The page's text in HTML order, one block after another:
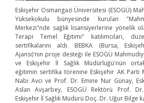
Eskişehir Osmangazi Üniversitesi (ESOGÜ)
Yüksekokulu bünyesinde kurulan
Merkezi"nde sağlık lisansiyerlerine yönelik
Terapi Temel Eğitimi" katılımcıları,
sertifikalarını aldı. BEBKA (Bursa,
Ajansı)'nın proje desteği ile ESOGÜ
ve Eskişehir İl Sağlık Müdürlüğü'nün
eğitimin sertifika törenine Eskişehir AK Parti
Nabi Avcı ve Prof. Dr. Emine Nur Günay,
Aslan Avşarbey, ESOGÜ Rektörü Prof.
Eskişehir İl Sağlık Müdürü Doç. Dr. Uğur Bilge